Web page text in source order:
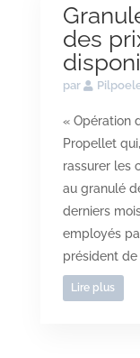
des
par
« Opération
Propellet
rassurer les
au granulé
derniers
employés
président de
Lire plus